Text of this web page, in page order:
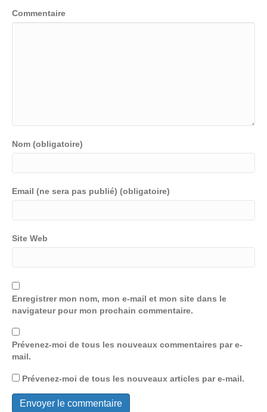
Commentaire
Nom (obligatoire)
Email (ne sera pas publié) (obligatoire)
Site Web
Enregistrer mon nom, mon e-mail et mon site dans le
navigateur pour mon prochain commentaire.
Prévenez-moi de tous les nouveaux commentaires par e-
mail.
Prévenez-moi de tous les nouveaux articles par e-mail.